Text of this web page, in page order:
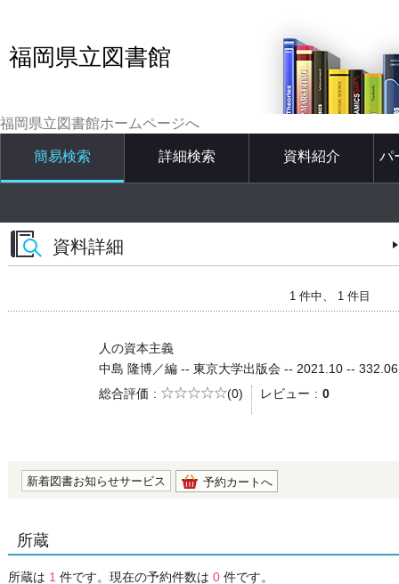
福岡県立図書館
福岡県立図書館ホームページへ
簡易検索 詳細検索 資料紹介 パ
資料詳細
1 件中、 1 件目
人の資本主義
中島 隆博／編 -- 東京大学出版会 -- 2021.10 -- 332.06
総合評価
5段階評価
(0) レビュー 0
新着図書お知らせサービス 予約カートへ
所蔵
所蔵は 1 件です。現在の予約件数は 0 件です。